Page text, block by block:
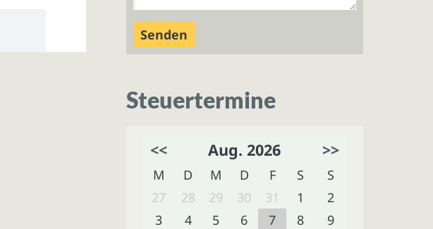
Steuertermine
<< Aug. 2026 >>
M D M D F S
S
27
28 29 30 31 1
2
3
4 5 6 7 8
9